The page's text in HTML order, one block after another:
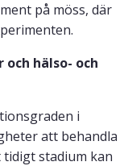
på möss, där
hälso- och
i
att behandla
stadium kan